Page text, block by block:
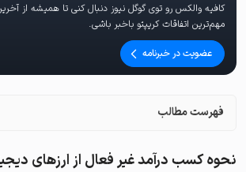
کافیه والکس رو توی گوگل نیوز دنبال کنی تا همیشه از
مهم‌ترین اتفاقات کریپتو باخبر باشی.
عضویت در خبرنامه
فهرست مطالب
نحوه کسب درآمد غیر فعال از ارزهای